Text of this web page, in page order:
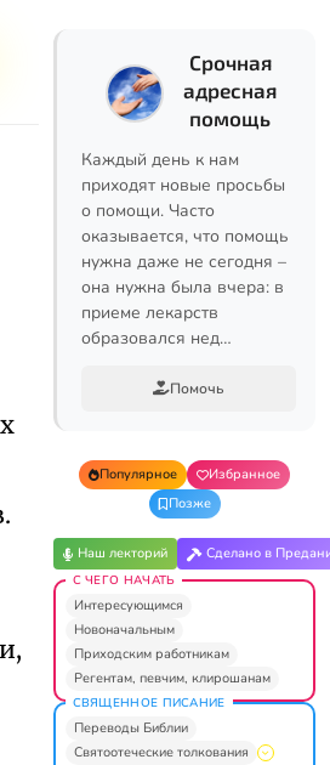
Срочная
адресная
помощь
Каждый день к нам
приходят новые просьбы
о помощи. Часто
оказывается, что помощь
нужна даже не сегодня –
она нужна была вчера: в
приеме лекарств
образовался нед…
Помочь
Популярное
Избранное
Позже
Наш лекторий Сделано в
С ЧЕГО НАЧАТЬ
Интересующимся
Новоначальным
Приходским работникам
Регентам, певчим, клирошанам
СВЯЩЕННОЕ ПИСАНИЕ
Переводы Библии
Святоотеческие толкования